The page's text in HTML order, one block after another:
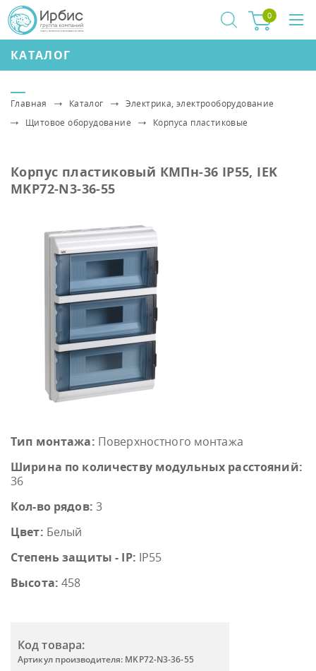
КАТАЛОГ
0
Главная Каталог
Электрика, электрооборудование
Щитовое оборудование
Корпуса пластиковые
Корпус пластиковый КМПн-36 IP55, IEK
MKP72-N3-36-55
Тип монтажа: Поверхностного монтажа
Ширина по количеству модульных расстояний:
36
Кол-во рядов: 3
Цвет: Белый
Степень защиты - IP: IP55
Высота: 458
Код товара:
Артикул производителя: MKP72-N3-36-55